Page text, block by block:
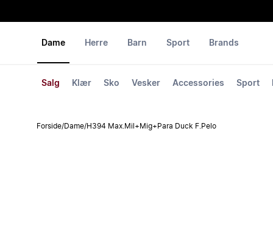
Dame
Salg Klær Sko Vesker Accessories Sport
Herre Barn Sport Brands
Forside/Dame/H394 Max.Mil+Mig+Para Duck F.Pelo